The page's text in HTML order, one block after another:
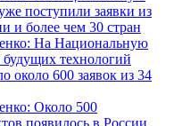
поступили заявки из
и более чем 30 стран
На Национальную
технологий
около 600 заявок из 34
Около 500
появилось в России